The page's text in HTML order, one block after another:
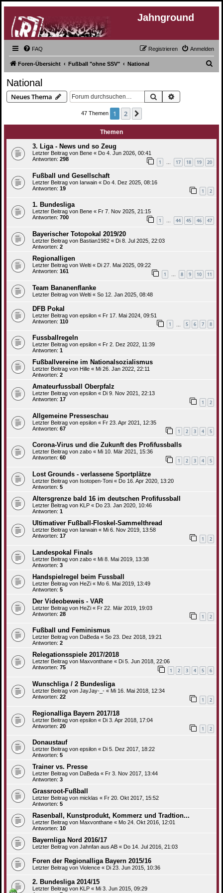
Jahnground
FAQ Anmelden
Registrieren
Foren-Übersicht Fußball "ohne SSV" National
National
Neues Thema Suche
47 Themen 1 2
Themen
3. Liga - News und so Zeug
Letzter Beitrag von Bene « Do 4. Jun 2026, 00:41
Antworten: 298 1 … 17 18 19 20
Fußball und Gesellschaft
Letzter Beitrag von Iarwain « Do 4. Dez 2025, 08:16
Antworten: 19 1 2
1. Bundesliga
Letzter Beitrag von Bene « Fr 7. Nov 2025, 21:15
Antworten: 700 1 … 44 45 46 47
Bayerischer Totopokal 2019/20
Letzter Beitrag von Bastian1982 « Di 8. Jul 2025, 22:03
Antworten: 2
Regionalligen
Letzter Beitrag von Welti « Di 27. Mai 2025, 09:22
Antworten: 161 1 … 8 9 10 11
Team Bananenflanke
Letzter Beitrag von Welti « So 12. Jan 2025, 08:48
DFB Pokal
Letzter Beitrag von epsilon « Fr 17. Mai 2024, 09:51
Antworten: 110 1 5 6 7 8
Fussballregeln
Letzter Beitrag von epsilon « Fr 2. Dez 2022, 11:39
Antworten: 1
Fußballvereine im Nationalsozialismus
Letzter Beitrag von Hille « Mi 26. Jan 2022, 22:11
Antworten: 2
Amateurfussball Oberpfalz
Letzter Beitrag von epsilon « Di 9. Nov 2021, 22:13
Antworten: 17 1 2
Allgemeine Presseschau
Letzter Beitrag von epsilon « Fr 23. Apr 2021, 12:35
Antworten: 67 1 2 3 4 5
Corona-Virus und die Zukunft des Profifussballs
Letzter Beitrag von zabo « Mi 10. Mär 2021, 15:36
Antworten: 60 1 2 3 4 5
Lost Grounds - verlassene Sportplätze
Letzter Beitrag von Isotopen-Toni « Do 16. Apr 2020, 13:20
Antworten: 5
Altersgrenze bald 16 im deutschen Profifussball
Letzter Beitrag von KLP « Do 23. Jan 2020, 10:46
Antworten: 1
Ultimativer Fußball-Floskel-Sammelthread
Letzter Beitrag von Iarwain « Mi 6. Nov 2019, 13:58
Antworten: 17 1 2
Landespokal Finals
Letzter Beitrag von zabo « Mi 8. Mai 2019, 13:38
Antworten: 3
Handspielregel beim Fussball
Letzter Beitrag von HeZi « Mo 6. Mai 2019, 13:49
Antworten: 5
Der Videobeweis - VAR
Letzter Beitrag von HeZi « Fr 22. Mär 2019, 19:03
Antworten: 28 1 2
Fußball und Feminismus
Letzter Beitrag von DaBeda « So 23. Dez 2018, 19:21
Antworten: 2
Relegationsspiele 2017/2018
Letzter Beitrag von Maxvonthane « Di 5. Jun 2018, 22:06
Antworten: 75 1 2 3 4 5 6
Wunschliga / 2 Bundesliga
Letzter Beitrag von JayJay-_- « Mi 16. Mai 2018, 12:34
Antworten: 22 1 2
Regionalliga Bayern 2017/18
Letzter Beitrag von epsilon « Di 3. Apr 2018, 17:04
Antworten: 20 1 2
Donaustauf
Letzter Beitrag von epsilon « Di 5. Dez 2017, 18:22
Antworten: 5
Trainer vs. Presse
Letzter Beitrag von DaBeda « Fr 3. Nov 2017, 13:44
Antworten: 3
Grassroot-Fußball
Letzter Beitrag von micklas « Fr 20. Okt 2017, 15:52
Antworten: 5
Rasenball, Kunstprodukt, Kommerz und Tradtion...
Letzter Beitrag von Maxvonthane « Mo 24. Okt 2016, 12:01
Antworten: 10
Bayernliga Nord 2016/17
Letzter Beitrag von Jahnfan aus AB « Do 14. Jul 2016, 21:03
Foren der Regionalliga Bayern 2015/16
Letzter Beitrag von Violence « Di 23. Jun 2015, 10:36
2. Bundesliga 2014/15
Letzter Beitrag von KLP « Mi 3. Jun 2015, 09:29